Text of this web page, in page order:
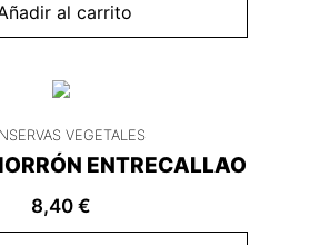
al carrito
VEGETALES
ENTRECALLAO
8,40 €